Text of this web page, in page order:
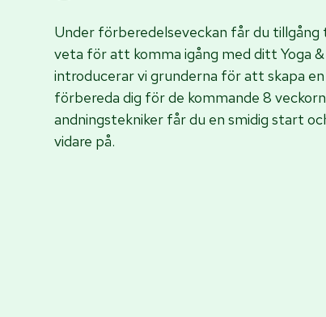
Under förberedelseveckan får du
veta för att komma igång med ditt Yoga
introducerar vi grunderna för att skapa
förbereda dig för de kommande 8
andningstekniker får du en smidig start
vidare på.